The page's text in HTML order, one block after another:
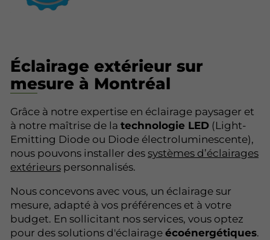
Éclairage extérieur sur
mesure à Montréal
Grâce à notre expertise en éclairage paysager et
à notre maîtrise de la technologie LED (Light-
Emitting Diode ou Diode électroluminescente),
nous pouvons installer des systèmes d’éclairages
extérieurs personnalisés.
Nous concevons avec vous, un éclairage sur
mesure, adapté à vos préférences et à votre
budget. En sollicitant nos services, vous optez
pour des solutions d'éclairage écoénergétiques.